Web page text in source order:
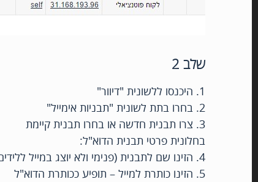
שלב 2
1. היכנסו ללשונית "דיוור"
2. בחרו בתת לשונית "תבניות אימייל"
3. צרו תבנית חדשה או בחרו תבנית קיימת
בחלונית פרטי תבנית הדוא"ל:
4. הזינו שם לתבנית (פנימי ולא יוצג במייל ללידים)
5. הזינו כותרת למייל – תופיע ככותרת הדוא"ל